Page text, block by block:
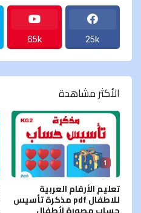
25k
65k
الأكثر مشاهدة
1
تعليم الأرقام العربية
للاطفال pdf مذكرة تأسيس